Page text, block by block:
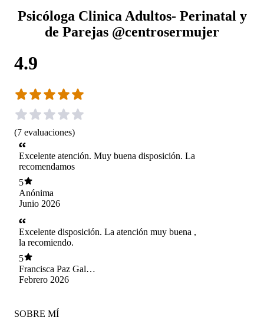
Psicóloga Clinica Adultos- Perinatal y
de Parejas @centrosermujer
4.9
(7 evaluaciones)
Excelente atención. Muy buena disposición. La
recomendamos
5
Anónima
Junio 2026
Excelente disposición. La atención muy buena ,
la recomiendo.
5
Francisca Paz Galaz
Godoy
Febrero 2026
SOBRE MÍ